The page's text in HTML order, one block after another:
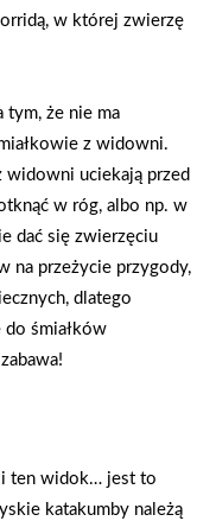
w której zwierzę
tym, że nie ma
z widowni.
widowni uciekają przed
w róg, albo np. w
dać się zwierzęciu
na przeżycie przygody,
dlatego
śmiałków
i ten widok… jest to
katakumby należą